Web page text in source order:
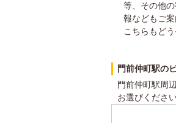
等、その他
報などもご案
こちらもどう
門前仲町駅の
門前仲町駅周
お選びください